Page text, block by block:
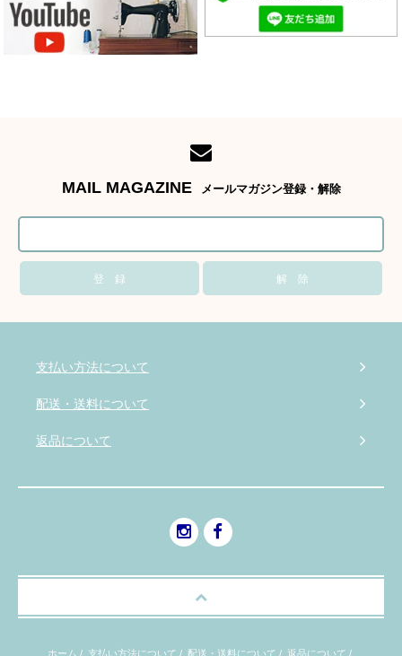
MAIL MAGAZINE メールマガジン登録・解除
支払い方法について
配送・送料について
返品について
ホーム / 支払い方法について / 配送・送料について / 返品について /